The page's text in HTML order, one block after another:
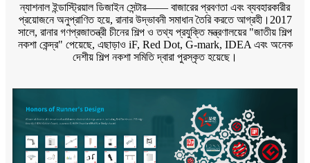
ন্যাশনাল ইন্ডাস্ট্রিয়াল ডিজাইন সেন্টার—— বাজারের প্রবণতা এবং ব্যবহারকারীর
প্রয়োজনে অনুপ্রাণিত হয়ে, রানার উদ্ভাবনী সমাধান তৈরি করতে আগ্রহী।2017
সালে, রানার গণপ্রজাতন্ত্রী চীনের শিল্প ও তথ্য প্রযুক্তি মন্ত্রণালয়ের "জাতীয় শিল্প
নকশা কেন্দ্র" পেয়েছে, এছাড়াও iF, Red Dot, G-mark, IDEA এবং অনেক
দেশীয় শিল্প নকশা সমিতি দ্বারা পুরস্কৃত হয়েছে।